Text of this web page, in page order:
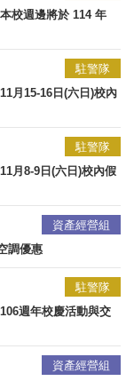
校週邊將於 114 年
駐警隊
月15-16日(六日)校內
駐警隊
月8-9日(六日)校內假
資產經營組
調優惠
駐警隊
週年校慶活動與交
資產經營組